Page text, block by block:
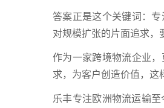
答案正是这个关键词：
对规模扩张的片面追求，
作为一家跨境物流企业
求，为客户创造价值，这
乐丰专注欧洲物流运输